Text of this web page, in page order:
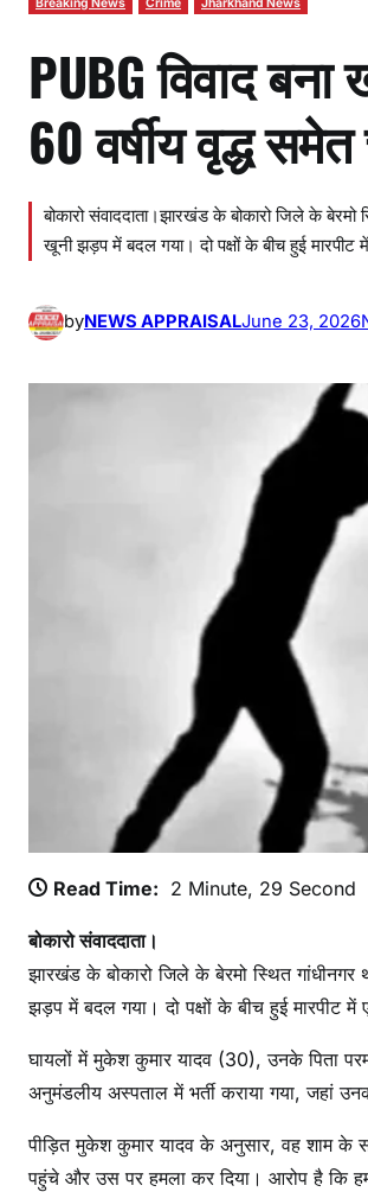
Breaking News Crime Jharkhand News
PUBG विवाद
60 वर्षीय वृद्ध
बोकारो संवाददाता।झारखंड के बोकारो जिले के
खूनी झड़प में बदल गया। दो पक्षों के बीच हुई
byNEWS APPRAISALJune 23, 2026
Read Time: 2 Minute, 29 Second
बोकारो संवाददाता।
झारखंड के बोकारो जिले के बेरमो स्थित गांधीनगर
झड़प में बदल गया। दो पक्षों के बीच हुई मारपीट में
घायलों में मुकेश कुमार यादव (30), उनके पिता
अनुमंडलीय अस्पताल में भर्ती कराया गया, जहां
पीड़ित मुकेश कुमार यादव के अनुसार, वह शाम के
पहुंचे और उस पर हमला कर दिया। आरोप है कि